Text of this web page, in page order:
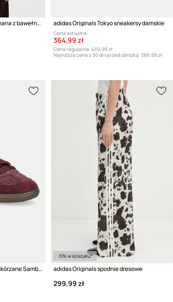
adidas Originals bluza rozpinana z bawełną męska adidas Originals Tokyo sneakersy damskie
Cena aktualna:
364,99 zł
Cena regularna: 439,99 zł
Najniższa cena z 30 dni przed obniżką: 386,99 zł
adidas Originals sneakersy skórzane Samba Og
-5% w koszyku*
adidas Originals spodnie dresowe
299,99 zł